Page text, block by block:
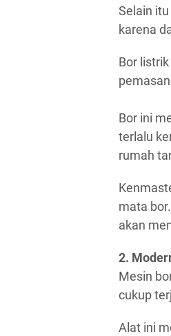
Selain
karena
Bor
Bor ini
terlalu
rumah
mata
akan
2.
Mesin
cukup
Alat ini